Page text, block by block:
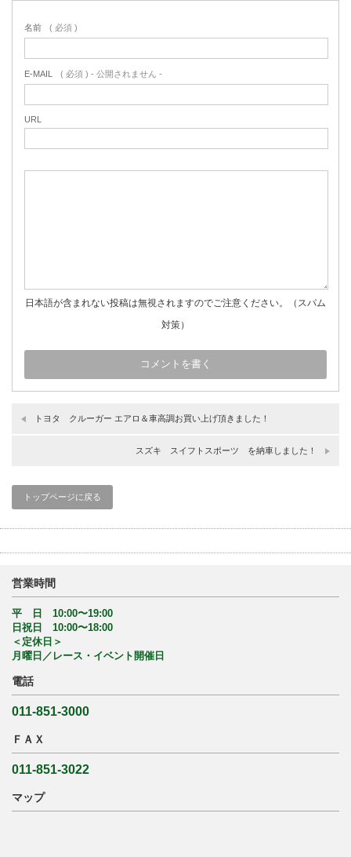
名前 ( 必須 )
E-MAIL ( 必須 ) - 公開されません -
URL
日本語が含まれない投稿は無視されますのでご注意ください。（スパム
対策）
トヨタ クルーガー エアロ＆車高調お買い上げ頂きました！
スズキ スイフトスポーツ を納車しました！
トップページに戻る
営業時間
平 日 10:00〜19:00
日祝日 10:00〜18:00
＜定休日＞
月曜日／レース・イベント開催日
電話
011-851-3000
ＦＡＸ
011-851-3022
マップ